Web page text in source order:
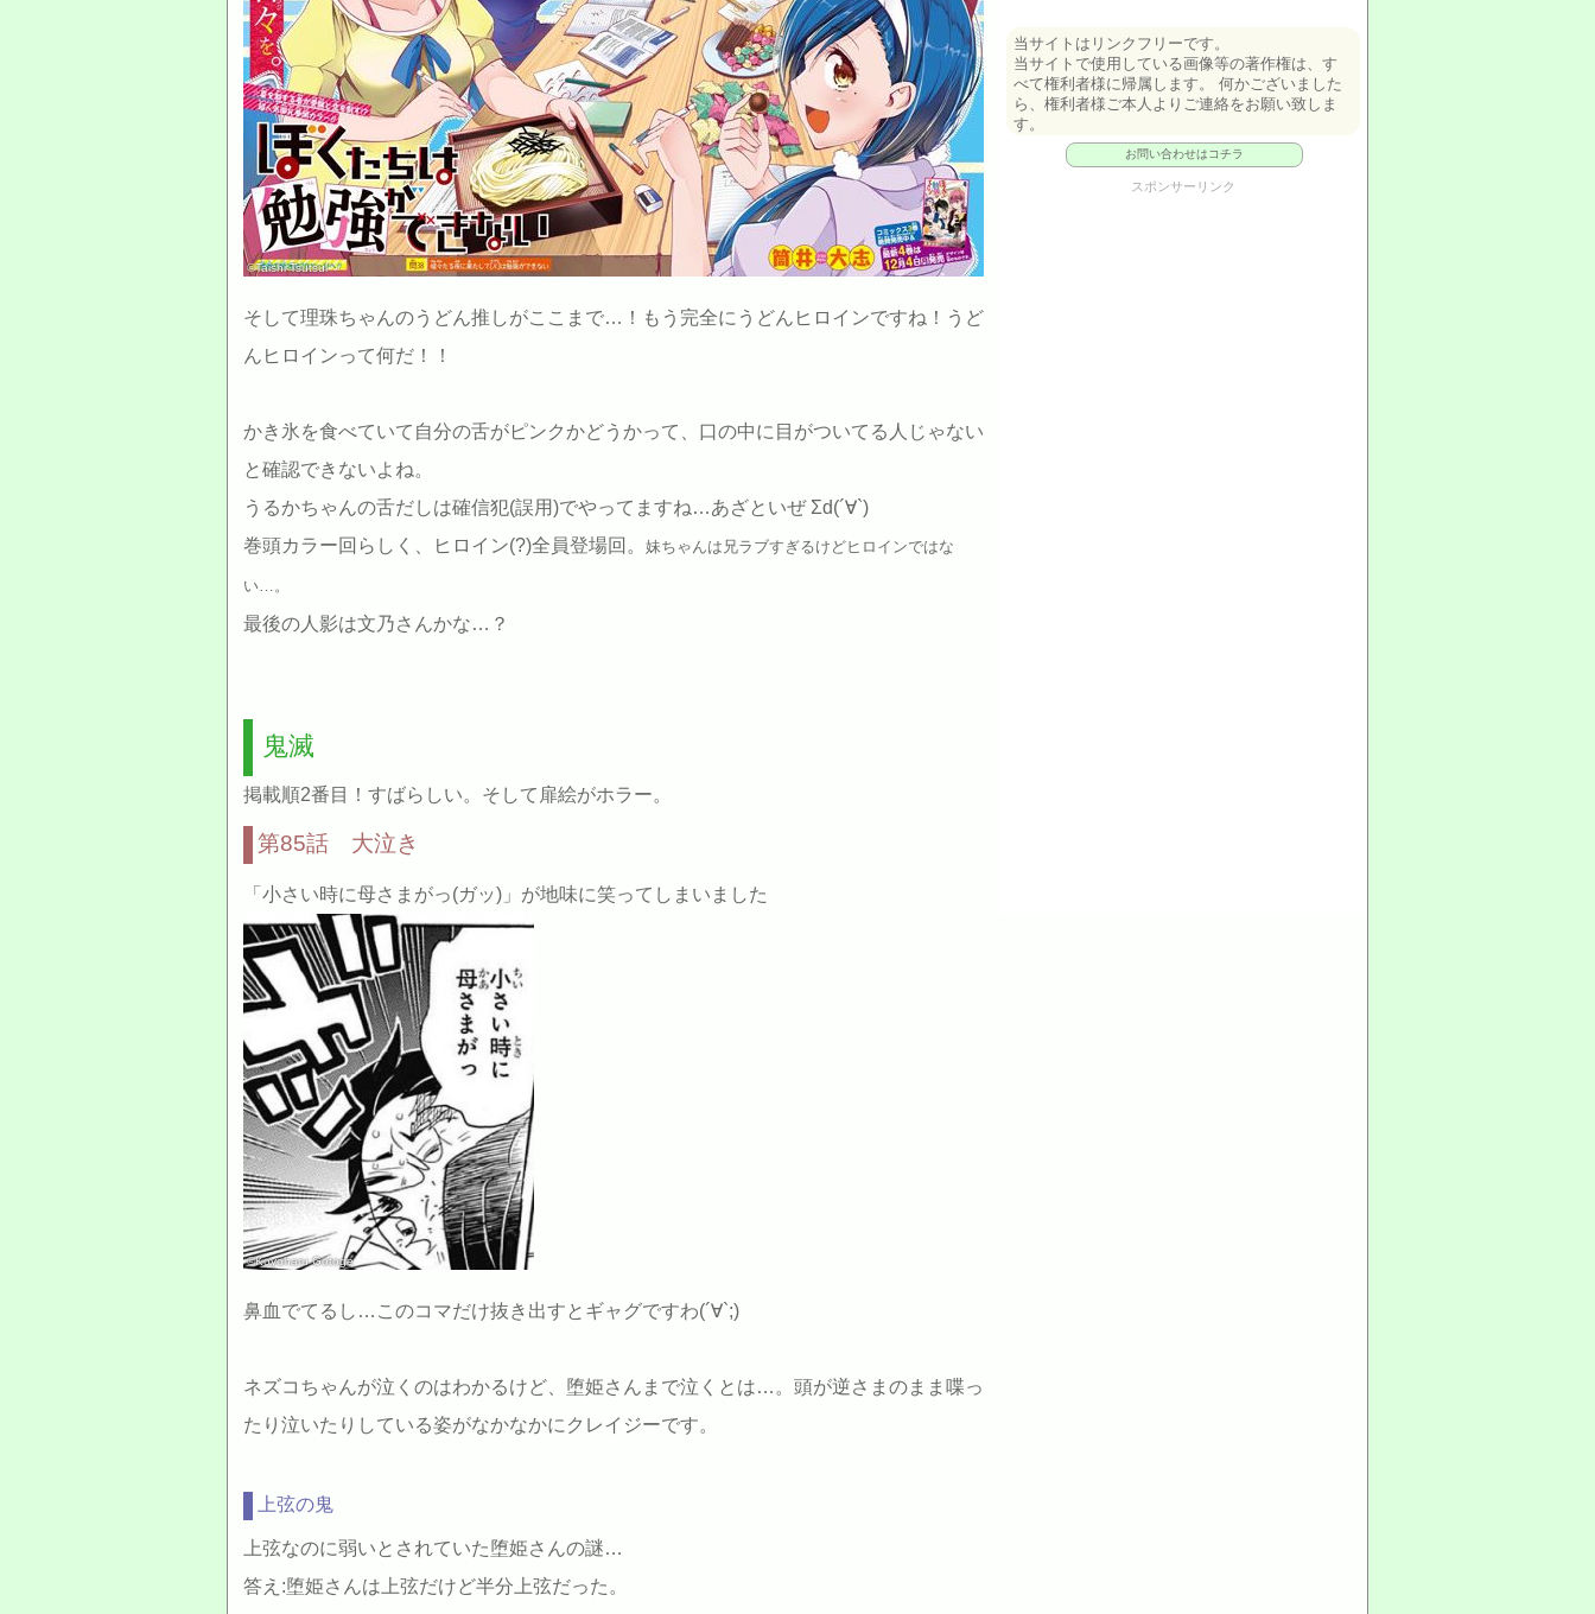
©Taishi Tsutsui
そして理珠ちゃんのうどん推しがここまで…！もう完全にうどんヒロインですね！うど
んヒロインって何だ！！
かき氷を食べていて自分の舌がピンクかどうかって、口の中に目がついてる人じゃない
と確認できないよね。
うるかちゃんの舌だしは確信犯(誤用)でやってますね…あざといぜ Σd(´∀`)
巻頭カラー回らしく、ヒロイン(?)全員登場回。 妹ちゃんは兄ラブすぎるけどヒロインではな
い…。
最後の人影は文乃さんかな…？
鬼滅
掲載順2番目！すばらしい。そして扉絵がホラー。
第85話 大泣き
「小さい時に母さまがっ(ガッ)」が地味に笑ってしまいました
©Koyoharu Gotoge
鼻血でてるし…このコマだけ抜き出すとギャグですわ(´∀`;)
ネズコちゃんが泣くのはわかるけど、堕姫さんまで泣くとは…。頭が逆さまのまま喋っ
たり泣いたりしている姿がなかなかにクレイジーです。
上弦の鬼
上弦なのに弱いとされていた堕姫さんの謎…
答え:堕姫さんは上弦だけど半分上弦だった。
当サイトはリンクフリーです。
当サイトで使用している画像等の著作権は、す
べて権利者様に帰属します。 何かございました
ら、権利者様ご本人よりご連絡をお願い致しま
す。
お問い合わせはコチラ
スポンサーリンク